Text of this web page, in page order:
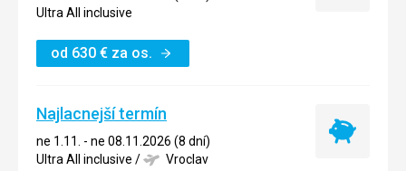
Ultra All inclusive
od 630 € za os.
Najlacnejší termín
ne 1.11. - ne 08.11.2026 (8 dní)
Ultra All inclusive / Vroclav
Najlacnejší